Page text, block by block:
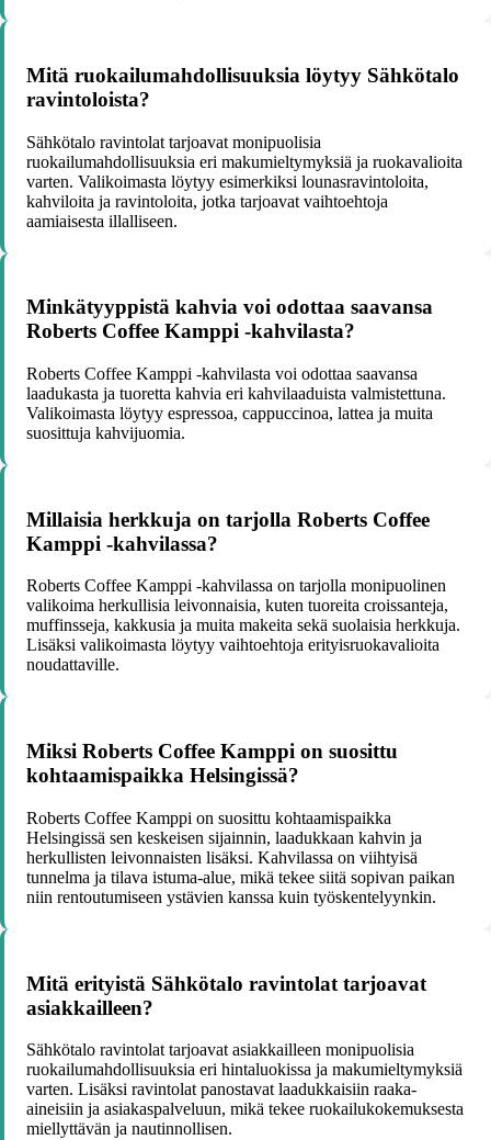
Mitä ruokailumahdollisuuksia löytyy Sähkötalo
ravintoloista?
Sähkötalo ravintolat tarjoavat monipuolisia
ruokailumahdollisuuksia eri makumieltymyksiä ja ruokavalioita
varten. Valikoimasta löytyy esimerkiksi lounasravintoloita,
kahviloita ja ravintoloita, jotka tarjoavat vaihtoehtoja
aamiaisesta illalliseen.
Minkätyyppistä kahvia voi odottaa saavansa
Roberts Coffee Kamppi -kahvilasta?
Roberts Coffee Kamppi -kahvilasta voi odottaa saavansa
laadukasta ja tuoretta kahvia eri kahvilaaduista valmistettuna.
Valikoimasta löytyy espressoa, cappuccinoa, lattea ja muita
suosittuja kahvijuomia.
Millaisia herkkuja on tarjolla Roberts Coffee
Kamppi -kahvilassa?
Roberts Coffee Kamppi -kahvilassa on tarjolla monipuolinen
valikoima herkullisia leivonnaisia, kuten tuoreita croissanteja,
muffinsseja, kakkusia ja muita makeita sekä suolaisia herkkuja.
Lisäksi valikoimasta löytyy vaihtoehtoja erityisruokavalioita
noudattaville.
Miksi Roberts Coffee Kamppi on suosittu
kohtaamispaikka Helsingissä?
Roberts Coffee Kamppi on suosittu kohtaamispaikka
Helsingissä sen keskeisen sijainnin, laadukkaan kahvin ja
herkullisten leivonnaisten lisäksi. Kahvilassa on viihtyisä
tunnelma ja tilava istuma-alue, mikä tekee siitä sopivan paikan
niin rentoutumiseen ystävien kanssa kuin työskentelyynkin.
Mitä erityistä Sähkötalo ravintolat tarjoavat
asiakkailleen?
Sähkötalo ravintolat tarjoavat asiakkailleen monipuolisia
ruokailumahdollisuuksia eri hintaluokissa ja makumieltymyksiä
varten. Lisäksi ravintolat panostavat laadukkaisiin raaka-
aineisiin ja asiakaspalveluun, mikä tekee ruokailukokemuksesta
miellyttävän ja nautinnollisen.